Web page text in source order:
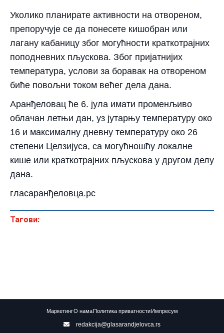
Уколико планирате активности на отвореном,
препоручује се да понесете кишобран или
лагану кабаницу због могућности краткотрајних
поподневних пљускова. Због пријатнијих
температура, услови за боравак на отвореном
биће повољни током већег дела дана.
Аранђеловац ће 6. јула имати променљиво
облачан летњи дан, уз јутарњу температуру око
16 и максималну дневну температуру око 26
степени Целзијуса, са могућношћу локалне
кише или краткотрајних пљускова у другом делу
дана.
гласаранђеловца.рс
Тагови:
МаркетингО намаПолитика приватности Импресум
redakcija@glasarandjelovca.rs